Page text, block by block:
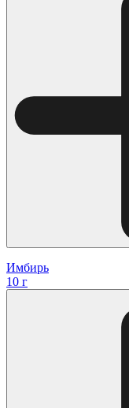
Имбирь
10 г